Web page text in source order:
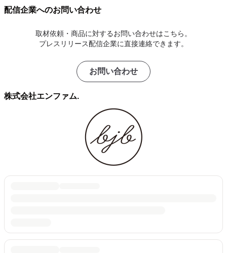
配信企業へのお問い合わせ
取材依頼・商品に対するお問い合わせはこちら。
プレスリリース配信企業に直接連絡できます。
お問い合わせ
株式会社エンファム.